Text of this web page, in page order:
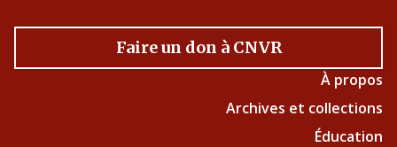
Faire un don à CNVR
À propos
Archives et collections
Éducation